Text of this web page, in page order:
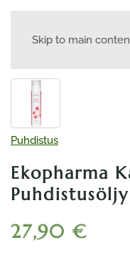
Skip to main
Puhdistus
Ekopharma
27,90 €